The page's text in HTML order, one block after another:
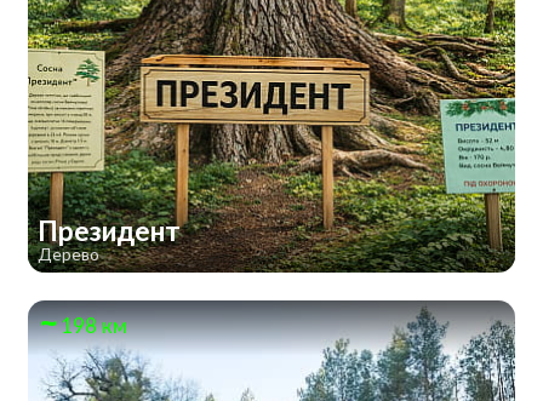
Президент
Дерево
198 км